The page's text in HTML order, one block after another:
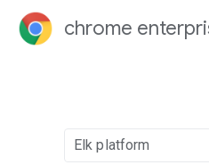
chrome
Elk platform